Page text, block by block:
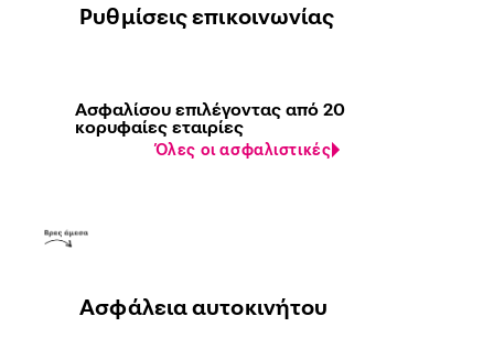
Ρυθμίσεις επικοινωνίας
Ασφαλίσου επιλέγοντας από 20
κορυφαίες εταιρίες
Όλες οι ασφαλιστικές
Ασφάλεια αυτοκινήτου